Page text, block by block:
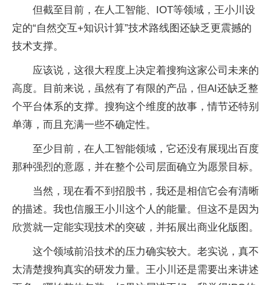
但截至目前，在人工智能、IOT等领域，王小川设
定的“自然交互+知识计算”技术路线图还缺乏更震撼的
技术支撑。
应该说，这很大程度上决定着搜狗这家公司未来的
高度。目前来说，虽然有了有限的产品，但AI还缺乏整
个平台体系的支撑。搜狗这个维度的故事，情节还特别
单薄，而且充满一些不确定性。
至少目前，在人工智能领域，它还没有展现出百度
那种强烈的意愿，并在整个公司层面确立为愿景目标。
当然，现在看不到招股书，我还是相信它会有清晰
的描述。我也信服王小川这个人的能量。但这不是因为
欣赏就一定能实现技术的突破，并拓展出商业化版图。
这个领域前沿技术的压力确实较大。老实说，真不
太清楚搜狗真实的研发力量。王小川还是需要出来讲述